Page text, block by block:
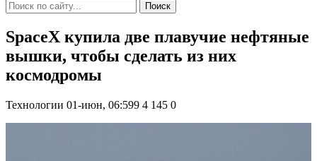
Поиск
SpaceX купила две плавучие нефтяные
вышки, чтобы сделать из них
космодромы
Технологии 01-июн, 06:599 4 145 0